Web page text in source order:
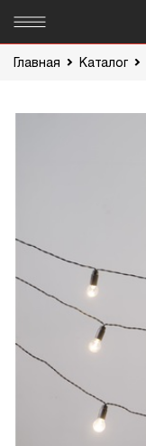
Главная Каталог